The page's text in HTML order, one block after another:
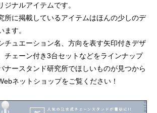
ジナルアイテムです。
所に掲載しているアイテムはほんの少しのデ
す。
チュエーション名、方向を表す矢印付きデザ
チェーン付き3台セットなどをラインナップ
ナースタンド研究所でほしいものが見つから
ネットショップをご覧ください！